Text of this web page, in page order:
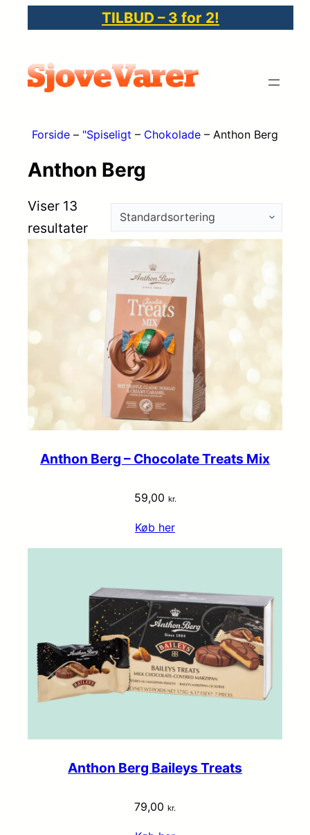
TILBUD – 3 for 2!
Forside – "Spiseligt – Chokolade – Anthon Berg
Anthon Berg
Viser 13
resultater
Anthon Berg – Chocolate Treats Mix
59,00 kr.
Køb her
Anthon Berg Baileys Treats
79,00 kr.